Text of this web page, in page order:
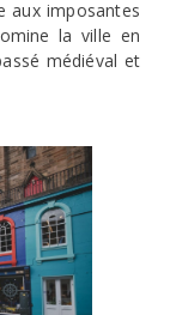
aux imposantes
la ville en
médiéval et